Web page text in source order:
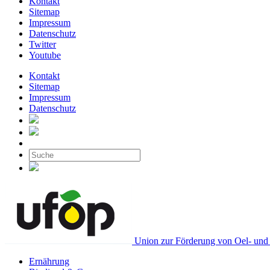
Sitemap
Impressum
Datenschutz
Twitter
Youtube
Kontakt
Sitemap
Impressum
Datenschutz
Union zur Förderung von Oel-
Ernährung